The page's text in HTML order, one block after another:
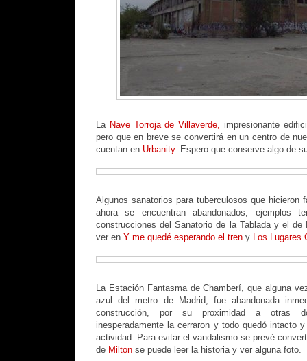
La Nave Torroja de Villaverde, impresionante
pero que en breve se convertirá en un centro de
cuentan en Urbanity. Espero que conserve algo de
Algunos sanatorios para tuberculosos que hicieron
ahora se encuentran abandonados, ejemplos
construcciones del Sanatorio de la Tablada y el de
ver en Y me quedé esperando el tren y Los Lugares
La Estación Fantasma de Chamberí, que alguna
azul del metro de Madrid, fue abandonada
construcción, por su proximidad a otras
inesperadamente la cerraron y todo quedó intacto
actividad. Para evitar el vandalismo se prevé
de Milton se puede leer la historia y ver alguna foto.